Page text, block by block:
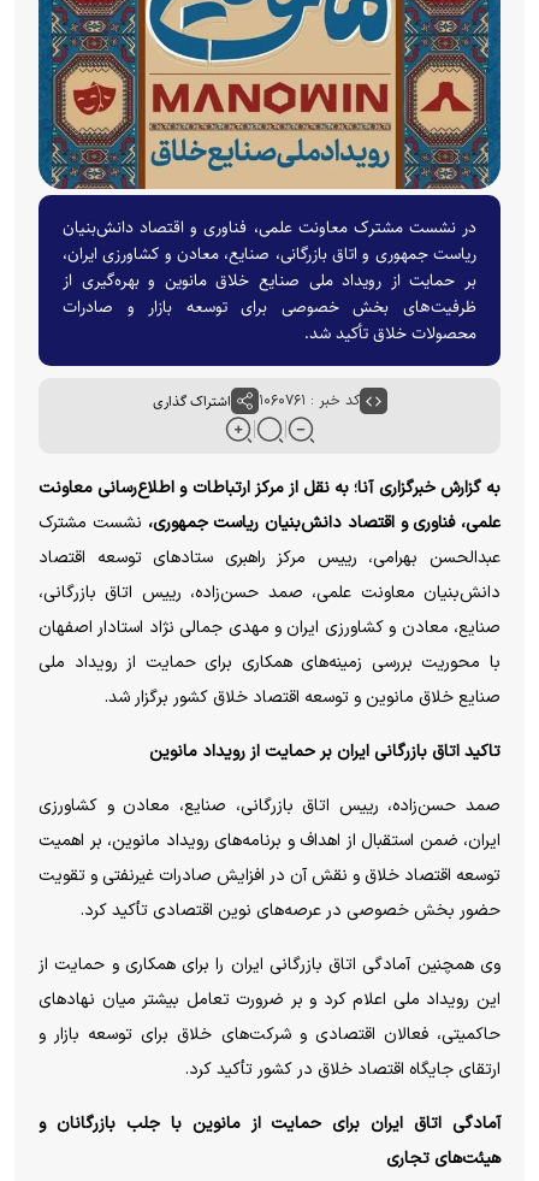
در نشست مشترک معاونت علمی، فناوری و اقتصاد دانش‌بنیان
ریاست جمهوری و اتاق بازرگانی، صنایع، معادن و کشاورزی ایران،
بر حمایت از رویداد ملی صنایع خلاق مانوین و بهره‌گیری از
ظرفیت‌های بخش خصوصی برای توسعه بازار و صادرات
محصولات خلاق تأکید شد.
کد خبر : ۱۰۶۰۷۶۱ اشتراک گذاری
به گزارش خبرگزاری آنا؛ به نقل از مرکز ارتباطات و اطلاع‌رسانی معاونت
علمی، فناوری و اقتصاد دانش‌بنیان ریاست جمهوری، نشست مشترک
عبدالحسن بهرامی، رییس مرکز راهبری ستاد‌های توسعه اقتصاد
دانش‌بنیان معاونت علمی، صمد حسن‌زاده، رییس اتاق بازرگانی،
صنایع، معادن و کشاورزی ایران و مهدی جمالی نژاد استادار اصفهان
با محوریت بررسی زمینه‌های همکاری برای حمایت از رویداد ملی
صنایع خلاق مانوین و توسعه اقتصاد خلاق کشور برگزار شد.
تاکید اتاق بازرگانی ایران بر حمایت از رویداد مانوین
صمد حسن‌زاده، رییس اتاق بازرگانی، صنایع، معادن و کشاورزی
ایران، ضمن استقبال از اهداف و برنامه‌های رویداد مانوین، بر اهمیت
توسعه اقتصاد خلاق و نقش آن در افزایش صادرات غیرنفتی و تقویت
حضور بخش خصوصی در عرصه‌های نوین اقتصادی تأکید کرد.
وی همچنین آمادگی اتاق بازرگانی ایران را برای همکاری و حمایت از
این رویداد ملی اعلام کرد و بر ضرورت تعامل بیشتر میان نهاد‌های
حاکمیتی، فعالان اقتصادی و شرکت‌های خلاق برای توسعه بازار و
ارتقای جایگاه اقتصاد خلاق در کشور تأکید کرد.
آمادگی اتاق ایران برای حمایت از مانوین با جلب بازرگانان و
هیئت‌های تجاری